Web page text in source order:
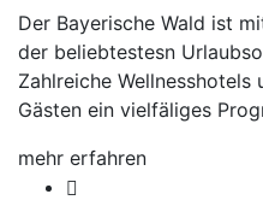
Der Bayerische Wald ist
der beliebtestesn
Zahlreiche
Gästen ein vielfäliges
mehr erfahren